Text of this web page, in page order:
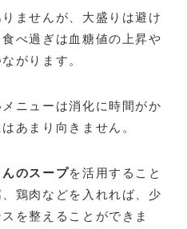
ませんが、大盛りは避け
べ過ぎは血糖値の上昇や
がります。
ニューは消化に時間がか
あまり向きません。
のスープを活用すること
鶏肉などを入れれば、少
を整えることができま